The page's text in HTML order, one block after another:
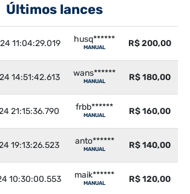
Últimos lances
11:04:29.019 husq******
MANUAL R$ 200,00
14:51:42.613 wans******
MANUAL R$ 180,00
21:15:36.790 frbb******
MANUAL R$ 160,00
19:13:26.523 anto******
MANUAL R$ 140,00
10:30:00.553 maik******
MANUAL R$ 120,00